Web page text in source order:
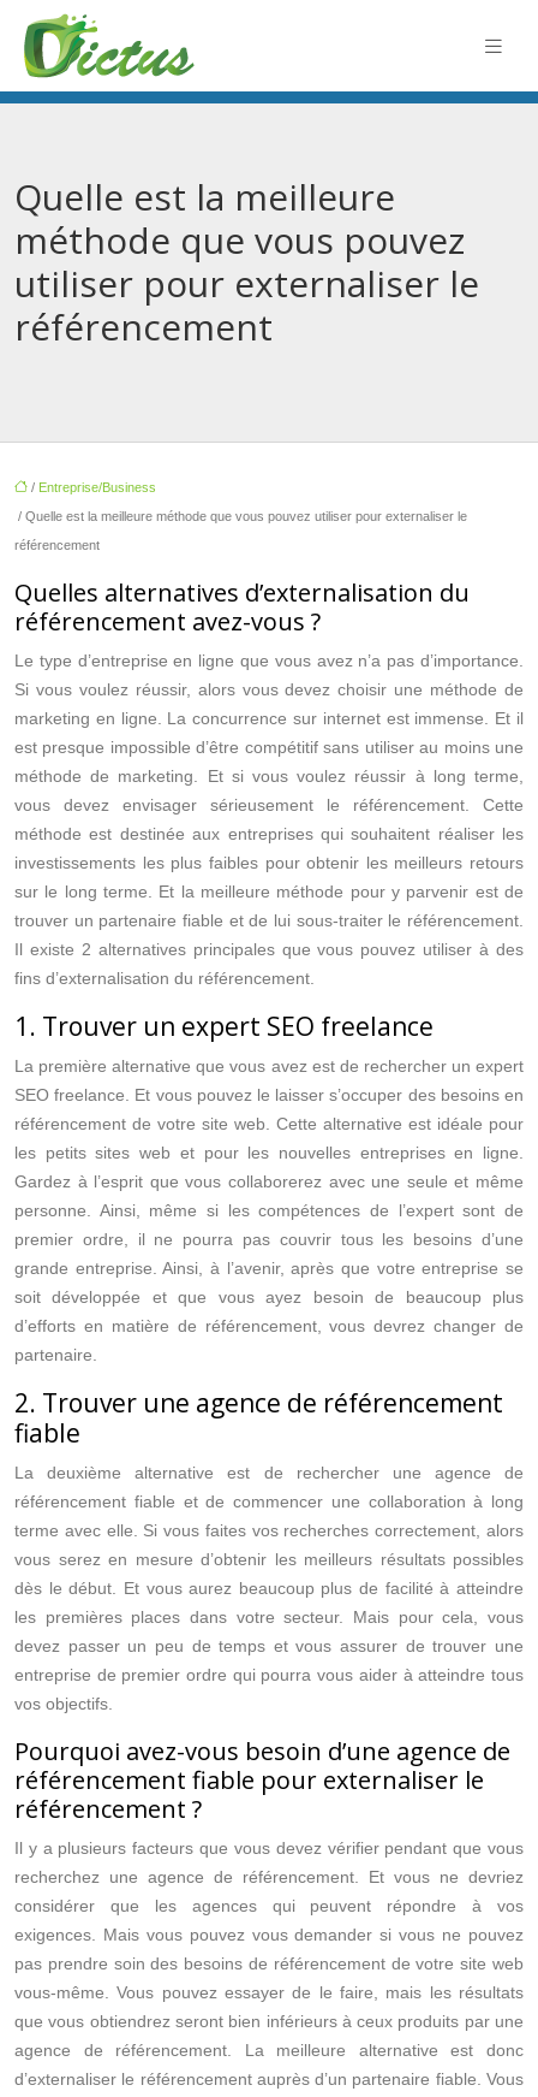
Quelle est la meilleure
méthode que vous pouvez
utiliser pour externaliser le
référencement
/ Entreprise/Business
/ Quelle est la meilleure méthode que vous pouvez utiliser pour externaliser le
référencement
Quelles alternatives d’externalisation du
référencement avez-vous ?
Le type d’entreprise en ligne que vous avez n’a pas d’importance.
Si vous voulez réussir, alors vous devez choisir une méthode de
marketing en ligne. La concurrence sur internet est immense. Et il
est presque impossible d’être compétitif sans utiliser au moins une
méthode de marketing. Et si vous voulez réussir à long terme,
vous devez envisager sérieusement le référencement. Cette
méthode est destinée aux entreprises qui souhaitent réaliser les
investissements les plus faibles pour obtenir les meilleurs retours
sur le long terme. Et la meilleure méthode pour y parvenir est de
trouver un partenaire fiable et de lui sous-traiter le référencement.
Il existe 2 alternatives principales que vous pouvez utiliser à des
fins d’externalisation du référencement.
1. Trouver un expert SEO freelance
La première alternative que vous avez est de rechercher un expert
SEO freelance. Et vous pouvez le laisser s’occuper des besoins en
référencement de votre site web. Cette alternative est idéale pour
les petits sites web et pour les nouvelles entreprises en ligne.
Gardez à l’esprit que vous collaborerez avec une seule et même
personne. Ainsi, même si les compétences de l’expert sont de
premier ordre, il ne pourra pas couvrir tous les besoins d’une
grande entreprise. Ainsi, à l’avenir, après que votre entreprise se
soit développée et que vous ayez besoin de beaucoup plus
d’efforts en matière de référencement, vous devrez changer de
partenaire.
2. Trouver une agence de référencement
fiable
La deuxième alternative est de rechercher une agence de
référencement fiable et de commencer une collaboration à long
terme avec elle. Si vous faites vos recherches correctement, alors
vous serez en mesure d’obtenir les meilleurs résultats possibles
dès le début. Et vous aurez beaucoup plus de facilité à atteindre
les premières places dans votre secteur. Mais pour cela, vous
devez passer un peu de temps et vous assurer de trouver une
entreprise de premier ordre qui pourra vous aider à atteindre tous
vos objectifs.
Pourquoi avez-vous besoin d’une agence de
référencement fiable pour externaliser le
référencement ?
Il y a plusieurs facteurs que vous devez vérifier pendant que vous
recherchez une agence de référencement. Et vous ne devriez
considérer que les agences qui peuvent répondre à vos
exigences. Mais vous pouvez vous demander si vous ne pouvez
pas prendre soin des besoins de référencement de votre site web
vous-même. Vous pouvez essayer de le faire, mais les résultats
que vous obtiendrez seront bien inférieurs à ceux produits par une
agence de référencement. La meilleure alternative est donc
d’externaliser le référencement auprès d’un partenaire fiable. Vous